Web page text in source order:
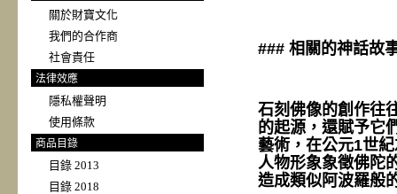
關於財寶文化
我們的合作商
社會責任
法律效應
隱私權聲明
使用條款
商品目錄
目錄 2013
目錄 2018
### 相關的神話故
石刻佛像的創作往
的起源，還賦予它
藝術，在公元1世
人物形象象徵佛陀
造成類似阿波羅般